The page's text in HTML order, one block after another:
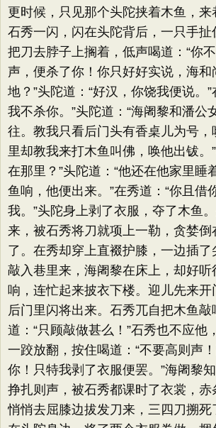
更时候，只见那个头陀挟着木鱼，来
石秀一闪，闪在头陀背后，一只手
把刀去脖子上搁着，低声喝道：“你
声，便杀了你！你只好好实说，海和
地？”头陀道：“好汉，你饶我便说。”
我不杀你。”头陀道：“海阇黎和潘公
往。教我只看后门头有香桌儿为号，
里却教我来打木鱼叫佛，唤他出钹。
在那里？”头陀道：“他还在他家里睡
鱼响，他便出来。”在秀道：“你且借
我。”头陀身上剥了衣服，夺了木鱼
来，被石秀将刀就项上一勒，贪婪
了。在秀却穿上直裰护膝，一边插了
敲入巷里来，海阇黎在床上，却好听
响，连忙起来披衣下楼。迎儿先来开
后门里闪将出来。石秀兀自把木鱼
道：“只顾敲做甚么！”石秀也不应他
一跤放翻，按住喝道：“不要高则声
你！只特我剥了衣服便罢。”海阇黎
挣扎则声，被石秀都课时了衣裳，赤
悄悄去屈膝边拔发刀来，三四刀搠死